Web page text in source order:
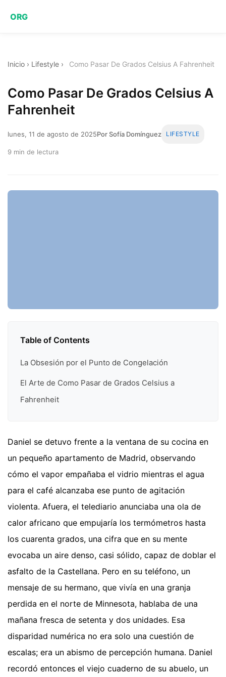
ORG
Inicio › Lifestyle › Como Pasar De Grados Celsius A Fahrenheit
Como Pasar De Grados Celsius A
Fahrenheit
lunes, 11 de agosto de 2025Por Sofía Domínguez LIFESTYLE
9 min de lectura
Table of Contents
La Obsesión por el Punto de Congelación
El Arte de Como Pasar de Grados Celsius a
Fahrenheit
Daniel se detuvo frente a la ventana de su cocina en
un pequeño apartamento de Madrid, observando
cómo el vapor empañaba el vidrio mientras el agua
para el café alcanzaba ese punto de agitación
violenta. Afuera, el telediario anunciaba una ola de
calor africano que empujaría los termómetros hasta
los cuarenta grados, una cifra que en su mente
evocaba un aire denso, casi sólido, capaz de doblar el
asfalto de la Castellana. Pero en su teléfono, un
mensaje de su hermano, que vivía en una granja
perdida en el norte de Minnesota, hablaba de una
mañana fresca de setenta y dos unidades. Esa
disparidad numérica no era solo una cuestión de
escalas; era un abismo de percepción humana. Daniel
recordó entonces el viejo cuaderno de su abuelo, un